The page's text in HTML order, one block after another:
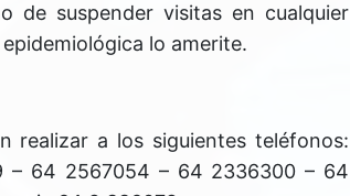
de suspender visitas en cualquier
lo amerite.
realizar a los siguientes teléfonos:
– 64 2567054 – 64 2336300 – 64